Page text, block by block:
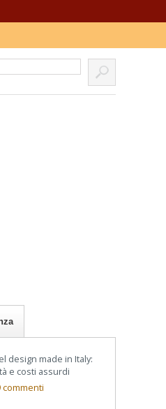
design made in Italy:
e costi assurdi
commenti